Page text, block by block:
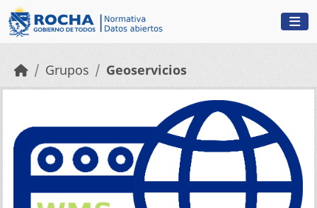
Skip to main content
Grupos Geoservicios